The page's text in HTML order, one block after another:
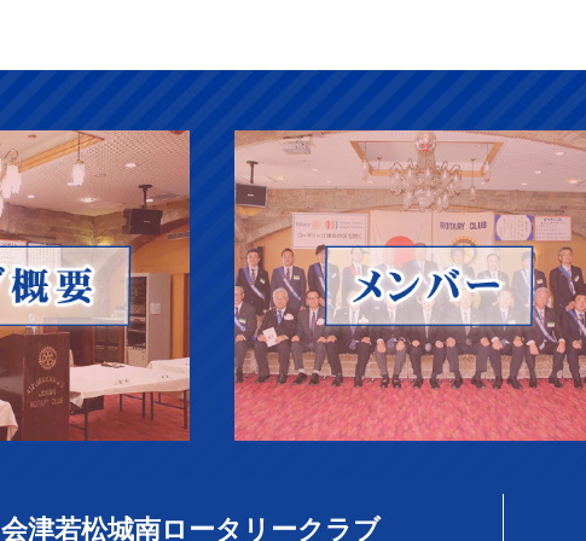
会津若松城南ロータリークラブ